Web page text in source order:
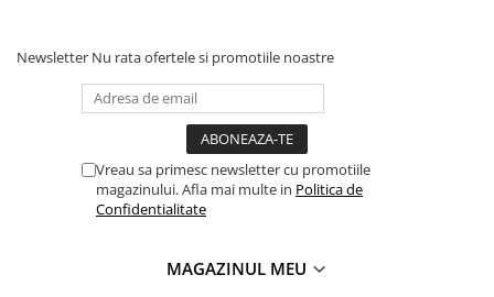
Automatizari panouri solare
Grupuri de circulatie
Manometre, presostate si
Regulatoare electronice
Vane si servomotoare
Termostate pentru ventilo-
Newsletter Nu rata ofertele si promotiile noastre
Vreau sa primesc newsletter cu promotiile
magazinului. Afla mai multe in Politica de
Confidentialitate
MAGAZINUL MEU